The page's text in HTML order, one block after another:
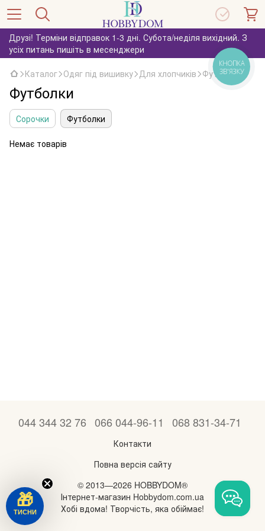
Друзі! Терміни відправок 1-3 дні. Субота/неділя вихідний. З
усіх питань пишіть в месенджери
Каталог Одяг під вишивку Для хлопчиків Футболки
Футболки
Сорочки Футболки
Немає товарів
044 344 32 76 066 044-96-11 068 831-34-71
Контакти
Повна версія сайту
© 2013—2026 HOBBYDOM®
Інтернет-магазин Hobbydom.com.ua
Хобі вдома! Творчість, яка обіймає!
КНОПКА
ЗВ'ЯЗКУ
🎁
ТИСНИ